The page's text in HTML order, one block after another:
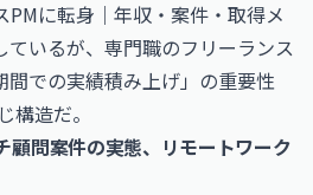
PMに転身｜年収・案件・取得メ
ているが、専門職のフリーランス
での実績積み上げ」の重要性
構造だ。
顧問案件の実態、リモートワーク